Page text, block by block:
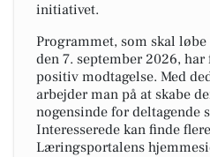
initiativet.
Programmet, som skal
den 7. september 2026,
positiv modtagelse. Med
arbejder man på at skabe
nogensinde for deltagende
Interesserede kan finde
Læringsportalens